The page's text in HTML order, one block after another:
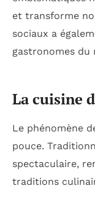
et transforme
sociaux a
gastronomes du
La cuisine
Le phénomène
pouce.
spectaculaire,
traditions